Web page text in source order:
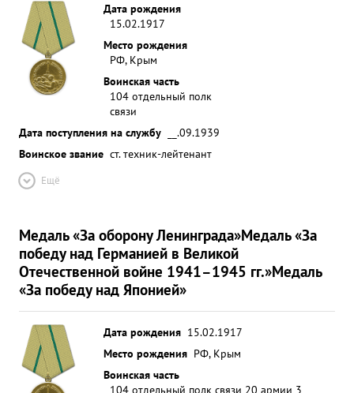
Дата рождения
15.02.1917
Место рождения
РФ, Крым
Воинская часть
104 отдельный полк
связи
Дата поступления на службу
__.09.1939
Воинское звание ст. техник-лейтенант
Ещё
Медаль «За оборону Ленинграда»Медаль «За
победу над Германией в Великой
Отечественной войне 1941–1945 гг.»Медаль
«За победу над Японией»
Дата рождения 15.02.1917
Место рождения РФ, Крым
Воинская часть
104 отдельный полк связи 20 армии 3